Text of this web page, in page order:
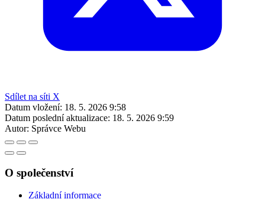
Sdílet na síti X
Datum vložení: 18. 5. 2026 9:58
Datum poslední aktualizace: 18. 5. 2026 9:59
Autor: Správce Webu
O společenství
Základní informace